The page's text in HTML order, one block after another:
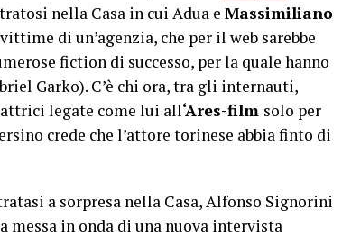
nella Casa in cui Adua e Massimiliano
di un’agenzia, che per il web sarebbe
fiction di successo, per la quale hanno
Garko). C’è chi ora, tra gli internauti,
legate come lui all‘Ares-film solo per
crede che l’attore torinese abbia finto di
a sorpresa nella Casa, Alfonso Signorini
messa in onda di una nuova intervista